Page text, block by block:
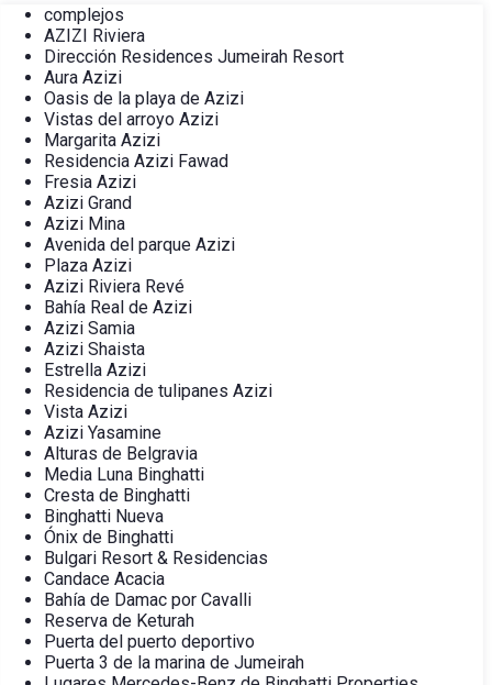
complejos
AZIZI Riviera
Dirección Residences Jumeirah Resort
Aura Azizi
Oasis de la playa de Azizi
Vistas del arroyo Azizi
Margarita Azizi
Residencia Azizi Fawad
Fresia Azizi
Azizi Grand
Azizi Mina
Avenida del parque Azizi
Plaza Azizi
Azizi Riviera Revé
Bahía Real de Azizi
Azizi Samia
Azizi Shaista
Estrella Azizi
Residencia de tulipanes Azizi
Vista Azizi
Azizi Yasamine
Alturas de Belgravia
Media Luna Binghatti
Cresta de Binghatti
Binghatti Nueva
Ónix de Binghatti
Bulgari Resort & Residencias
Candace Acacia
Bahía de Damac por Cavalli
Reserva de Keturah
Puerta del puerto deportivo
Puerta 3 de la marina de Jumeirah